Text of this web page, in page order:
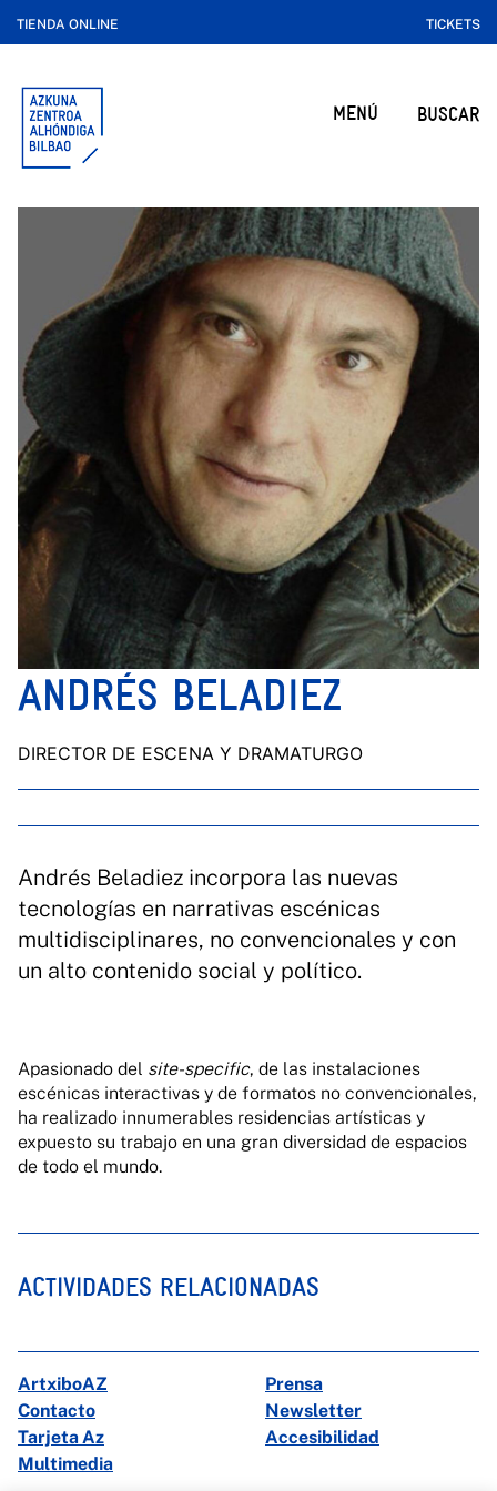
TIENDA ONLINE TICKETS
MENÚ BUSCAR
ANDRÉS BELADIEZ
DIRECTOR DE ESCENA Y DRAMATURGO
Andrés Beladiez incorpora las nuevas
tecnologías en narrativas escénicas
multidisciplinares, no convencionales y con
un alto contenido social y político.
Apasionado del site-specific, de las instalaciones
escénicas interactivas y de formatos no convencionales,
ha realizado innumerables residencias artísticas y
expuesto su trabajo en una gran diversidad de espacios
de todo el mundo.
ACTIVIDADES RELACIONADAS
ArtxiboAZ
Prensa
Contacto
Newsletter
Tarjeta Az
Accesibilidad
Multimedia